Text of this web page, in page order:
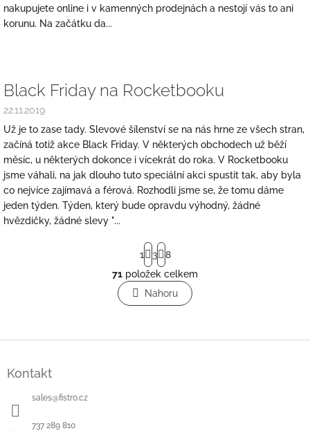
nakupujete online i v kamenných prodejnách a nestojí vás to ani
korunu. Na začátku da...
Black Friday na Rocketbooku
22.11.2019
Už je to zase tady. Slevové šílenství se na nás hrne ze všech stran,
začíná totiž akce Black Friday. V některých obchodech už běží
měsíc, u některých dokonce i vícekrát do roka. V Rocketbooku
jsme váhali, na jak dlouho tuto speciální akci spustit tak, aby byla
co nejvíce zajímavá a férová. Rozhodli jsme se, že tomu dáme
jeden týden. Týden, který bude opravdu výhodný, žádné
hvězdičky, žádné slevy "...
O
v
l
a
S
t
r
á
n
k
á
1 3
8
71 položek celkem
Nahoru
Kontakt
sales@fistro.cz
737 289 810